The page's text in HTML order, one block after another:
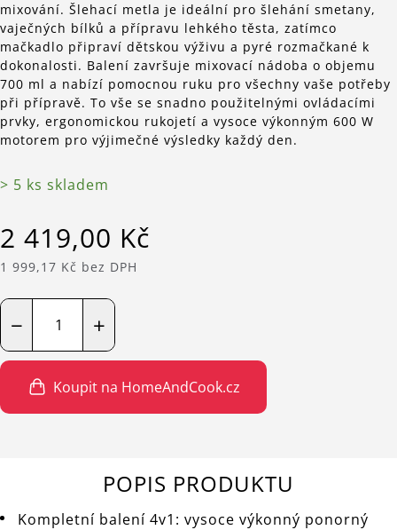
mixování. Šlehací metla je ideální pro šlehání smetany,
vaječných bílků a přípravu lehkého těsta, zatímco
mačkadlo připraví dětskou výživu a pyré rozmačkané k
dokonalosti. Balení završuje mixovací nádoba o objemu
700 ml a nabízí pomocnou ruku pro všechny vaše potřeby
při přípravě. To vše se snadno použitelnými ovládacími
prvky, ergonomickou rukojetí a vysoce výkonným 600 W
motorem pro výjimečné výsledky každý den.
> 5 ks skladem
2 419,00 Kč
1 999,17 Kč bez DPH
+
−
Koupit na HomeAndCook.cz
POPIS PRODUKTU
Kompletní balení 4v1: vysoce výkonný ponorný